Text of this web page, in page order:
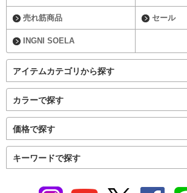
売れ筋商品 セール
INGNI SOELA
アイテムカテゴリから探す
カラーで探す
価格で探す
キーワードで探す